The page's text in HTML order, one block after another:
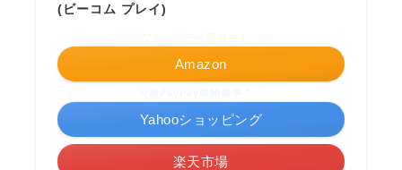
(ビーコム プレイ)
Amazon
楽天市場
Yahooショッピング